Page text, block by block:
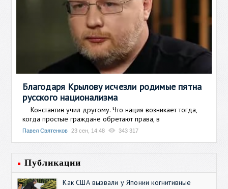
Благодаря Крылову исчезли родимые пятна
русского национализма
Константин учил другому. Что нация возникает тогда,
когда простые граждане обретают права, в
Павел Святенков 23 сен, 14:48 343 317
Публикации
Как США вызвали у Японии когнитивные